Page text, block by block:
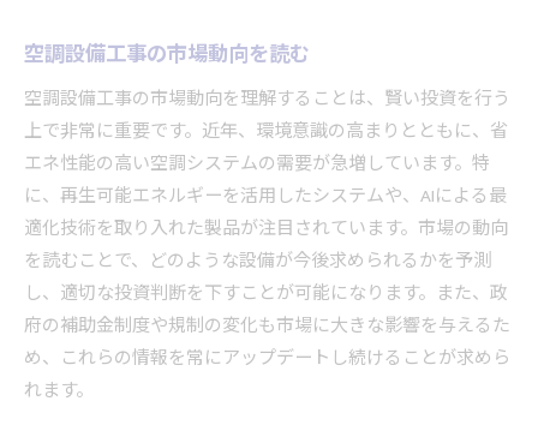
空調設備工事の市場動向を読む
空調設備工事の市場動向を理解することは、賢い投資を行う
上で非常に重要です。近年、環境意識の高まりとともに、省
エネ性能の高い空調システムの需要が急増しています。特
に、再生可能エネルギーを活用したシステムや、AIによる最
適化技術を取り入れた製品が注目されています。市場の動向
を読むことで、どのような設備が今後求められるかを予測
し、適切な投資判断を下すことが可能になります。また、政
府の補助金制度や規制の変化も市場に大きな影響を与えるた
め、これらの情報を常にアップデートし続けることが求めら
れます。